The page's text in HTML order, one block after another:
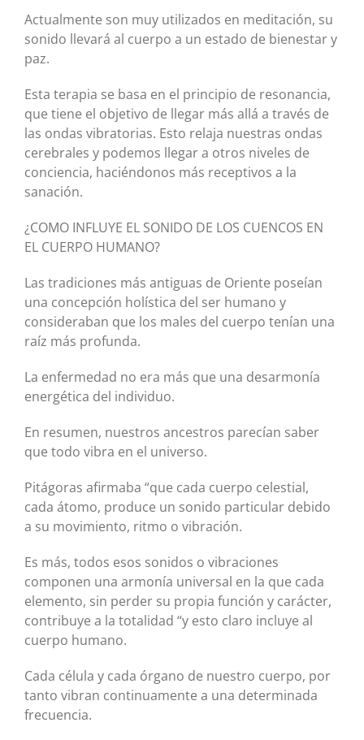
Actualmente son muy utilizados en meditación, su
sonido llevará al cuerpo a un estado de bienestar y
paz.
Esta terapia se basa en el principio de resonancia,
que tiene el objetivo de llegar más allá a través de
las ondas vibratorias. Esto relaja nuestras ondas
cerebrales y podemos llegar a otros niveles de
conciencia, haciéndonos más receptivos a la
sanación.
¿COMO INFLUYE EL SONIDO DE LOS CUENCOS EN
EL CUERPO HUMANO?
Las tradiciones más antiguas de Oriente poseían
una concepción holística del ser humano y
consideraban que los males del cuerpo tenían una
raíz más profunda.
La enfermedad no era más que una desarmonía
energética del individuo.
En resumen, nuestros ancestros parecían saber
que todo vibra en el universo.
Pitágoras afirmaba “que cada cuerpo celestial,
cada átomo, produce un sonido particular debido
a su movimiento, ritmo o vibración.
Es más, todos esos sonidos o vibraciones
componen una armonía universal en la que cada
elemento, sin perder su propia función y carácter,
contribuye a la totalidad “y esto claro incluye al
cuerpo humano.
Cada célula y cada órgano de nuestro cuerpo, por
tanto vibran continuamente a una determinada
frecuencia.